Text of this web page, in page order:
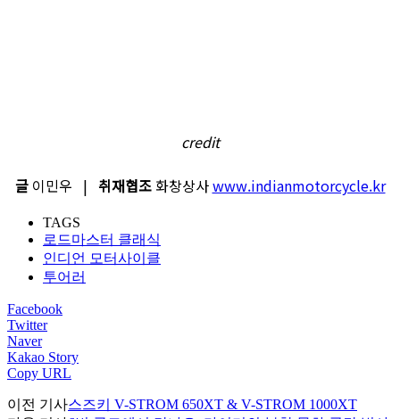
credit
글이민우 | 취재협조화창상사www.indianmotorcycle.kr
TAGS
로드마스터 클래식
인디언 모터사이클
투어러
Facebook
Twitter
Naver
Kakao Story
Copy URL
이전 기사스즈키 V-STROM 650XT & V-STROM 1000XT